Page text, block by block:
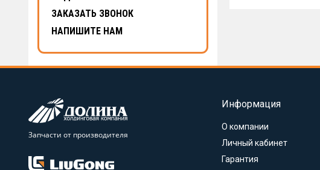
ЗАКАЗАТЬ ЗВОНОК
НАПИШИТЕ НАМ
Запчасти от производителя
Информация
О компании
Личный кабинет
Гарантия